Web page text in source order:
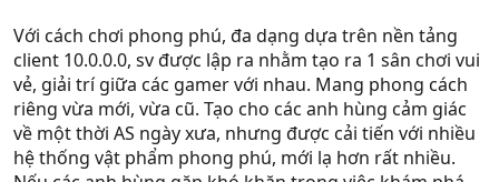
Với cách chơi phong phú, đa dạng dựa trên nền tảng
client 10.0.0.0, sv được lập ra nhằm tạo ra 1 sân chơi vui
vẻ, giải trí giữa các gamer với nhau. Mang phong cách
riêng vừa mới, vừa cũ. Tạo cho các anh hùng cảm giác
về một thời AS ngày xưa, nhưng được cải tiến với nhiều
hệ thống vật phẩm phong phú, mới lạ hơn rất nhiều.